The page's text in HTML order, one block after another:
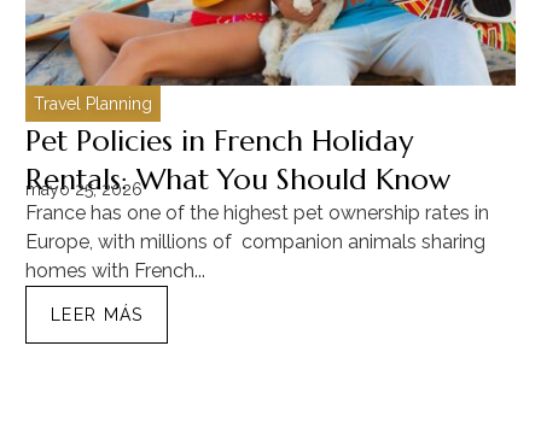
Travel Planning
Pet Policies in French Holiday
Rentals: What You Should Know
mayo 25, 2026
France has one of the highest pet ownership rates in
Europe, with millions of companion animals sharing
homes with French...
LEER MÁS